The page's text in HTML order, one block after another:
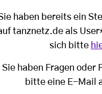
haben bereits ein
tanznetz.de als
sich bitte
Sie haben Fragen oder
bitte eine E-Mail